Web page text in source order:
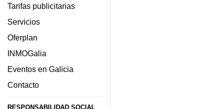
Tarifas publicitarias
Servicios
Oferplan
INMOGalia
Eventos en Galicia
Contacto
RESPONSABILIDAD SOCIAL